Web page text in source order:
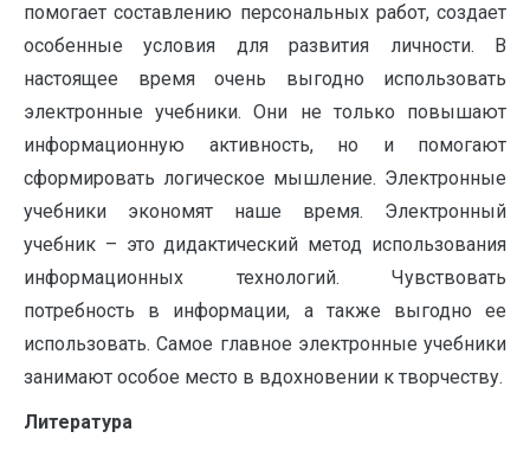
помогает составлению персональных работ, создает
особенные условия для развития личности. В
настоящее время очень выгодно использовать
электронные учебники. Они не только повышают
информационную активность, но и помогают
сформировать логическое мышление. Электронные
учебники экономят наше время. Электронный
учебник – это дидактический метод использования
информационных технологий. Чувствовать
потребность в информации, а также выгодно ее
использовать. Самое главное электронные учебники
занимают особое место в вдохновении к творчеству.
Литература